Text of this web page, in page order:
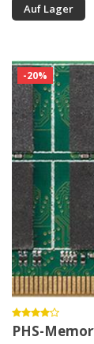
Auf Lager
-20%
PHS-